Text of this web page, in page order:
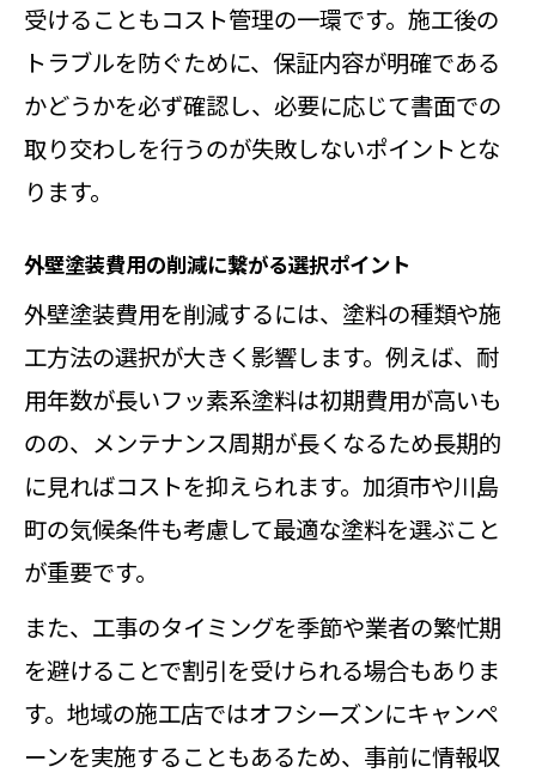
受けることもコスト管理の一環です。施工後の
トラブルを防ぐために、保証内容が明確である
かどうかを必ず確認し、必要に応じて書面での
取り交わしを行うのが失敗しないポイントとな
ります。
外壁塗装費用の削減に繋がる選択ポイント
外壁塗装費用を削減するには、塗料の種類や施
工方法の選択が大きく影響します。例えば、耐
用年数が長いフッ素系塗料は初期費用が高いも
のの、メンテナンス周期が長くなるため長期的
に見ればコストを抑えられます。加須市や川島
町の気候条件も考慮して最適な塗料を選ぶこと
が重要です。
また、工事のタイミングを季節や業者の繁忙期
を避けることで割引を受けられる場合もありま
す。地域の施工店ではオフシーズンにキャンペ
ーンを実施することもあるため、事前に情報収